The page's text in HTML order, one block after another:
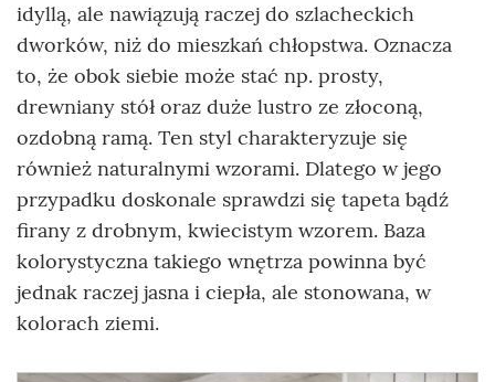
idyllą, ale nawiązują raczej do szlacheckich
dworków, niż do mieszkań chłopstwa. Oznacza
to, że obok siebie może stać np. prosty,
drewniany stół oraz duże lustro ze złoconą,
ozdobną ramą. Ten styl charakteryzuje się
również naturalnymi wzorami. Dlatego w jego
przypadku doskonale sprawdzi się tapeta bądź
firany z drobnym, kwiecistym wzorem. Baza
kolorystyczna takiego wnętrza powinna być
jednak raczej jasna i ciepła, ale stonowana, w
kolorach ziemi.